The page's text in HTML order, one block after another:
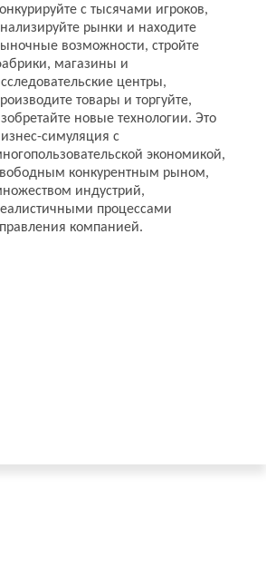
с тысячами игроков,
рынки и находите
возможности, стройте
магазины и
центры,
товары и торгуйте,
новые технологии. Это
симуляция с
экономикой,
конкурентным рыном,
индустрий,
процессами
компанией.